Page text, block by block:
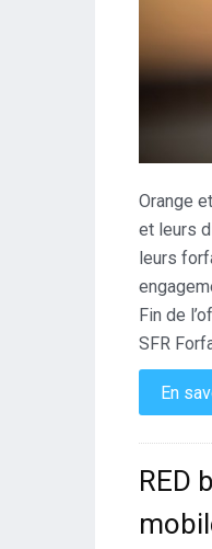
Orange
et leurs
leurs
Fin de
SFR
En
RED